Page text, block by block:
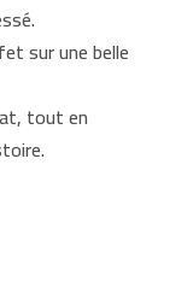
sur une belle
tout en